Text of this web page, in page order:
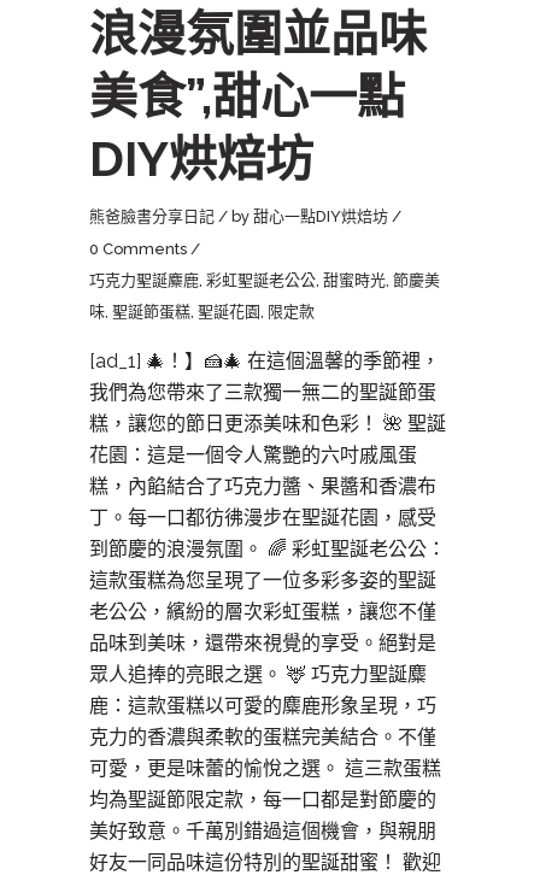
浪漫氛圍並品味
美食”,甜心一點
DIY烘焙坊
熊爸臉書分享日記 by 甜心一點DIY烘焙坊
0 Comments
巧克力聖誕麋鹿, 彩虹聖誕老公公, 甜蜜時光, 節慶美
味, 聖誕節蛋糕, 聖誕花園, 限定款
[ad_1] 🎄​​！】🍰🎄 在這個溫馨的季節裡，
我們為您帶來了三款獨一無二的聖誕節蛋
糕，讓您的節日更添美味和色彩！ 🌺 聖誕
花園：這是一個令人驚艷的六吋戚風蛋
糕，內餡結合了巧克力醬、果醬和香濃布
丁。每一口都彷彿漫步在聖誕花園，感受
到節慶的浪漫氛圍。 🌈 彩虹聖誕老公公：
這款蛋糕為您呈現了一位多彩多姿的聖誕
老公公，繽紛的層次彩虹蛋糕，讓您不僅
品味到美味，還帶來視覺的享受。絕對是
眾人追捧的亮眼之選。 🦌 巧克力聖誕麋
鹿：這款蛋糕以可愛的麋鹿形象呈現，巧
克力的香濃與柔軟的蛋糕完美結合。不僅
可愛，更是味蕾的愉悅之選。 這三款蛋糕
均為聖誕節限定款，每一口都是對節慶的
美好致意。千萬別錯過這個機會，與親朋
好友一同品味這份特別的聖誕甜蜜！ 歡迎